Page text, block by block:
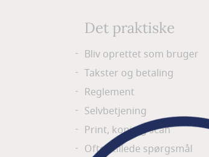
Det praktiske
Bliv oprettet som bruger
Takster og betaling
Reglement
Selvbetjening
Print, kopi og scan
Ofte stillede spørgsmål